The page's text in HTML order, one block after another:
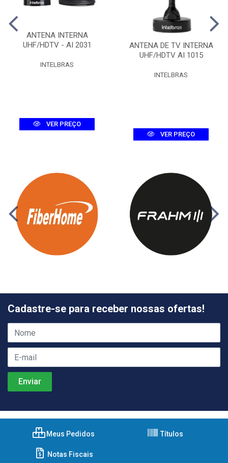
ANTENA INTERNA
UHF/HDTV - AI 2031
INTELBRAS
VER PREÇO
ANTENA DE TV INTERNA
UHF/HDTV AI 1015
INTELBRAS
VER PREÇO
Cadastre-se para receber nossas ofertas!
Meus Pedidos Títulos
Notas Fiscais